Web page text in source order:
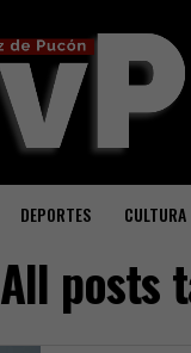
DEPORTES CULTURA
All posts